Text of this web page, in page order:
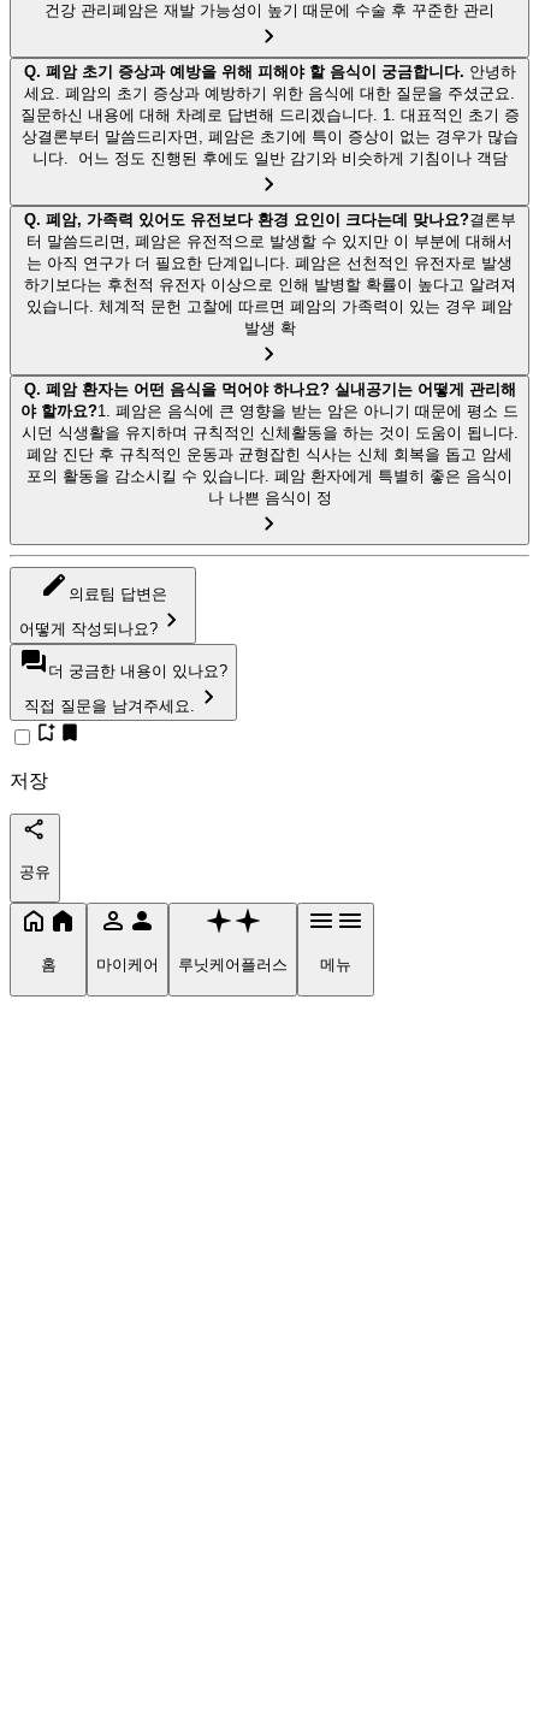
건강 관리폐암은 재발 가능성이 높기 때문에 수술 후 꾸준한 관리
Q. 폐암 초기 증상과 예방을 위해 피해야 할 음식이 궁금합니다. 안녕하
세요. 폐암의 초기 증상과 예방하기 위한 음식에 대한 질문을 주셨군요.
질문하신 내용에 대해 차례로 답변해 드리겠습니다. 1. 대표적인 초기 증
상결론부터 말씀드리자면, 폐암은 초기에 특이 증상이 없는 경우가 많습
니다. 어느 정도 진행된 후에도 일반 감기와 비슷하게 기침이나 객담
Q. 폐암, 가족력 있어도 유전보다 환경 요인이 크다는데 맞나요?결론부
터 말씀드리면, 폐암은 유전적으로 발생할 수 있지만 이 부분에 대해서
는 아직 연구가 더 필요한 단계입니다. 폐암은 선천적인 유전자로 발생
하기보다는 후천적 유전자 이상으로 인해 발병할 확률이 높다고 알려져
있습니다. 체계적 문헌 고찰에 따르면 폐암의 가족력이 있는 경우 폐암
발생 확
Q. 폐암 환자는 어떤 음식을 먹어야 하나요? 실내공기는 어떻게 관리해
야 할까요?1. 폐암은 음식에 큰 영향을 받는 암은 아니기 때문에 평소 드
시던 식생활을 유지하며 규칙적인 신체활동을 하는 것이 도움이 됩니다.
폐암 진단 후 규칙적인 운동과 균형잡힌 식사는 신체 회복을 돕고 암세
포의 활동을 감소시킬 수 있습니다. 폐암 환자에게 특별히 좋은 음식이
나 나쁜 음식이 정
의료팀 답변은
어떻게 작성되나요?
더 궁금한 내용이 있나요?
직접 질문을 남겨주세요.
저장
공유
홈 마이케어 루닛케어플러스 메뉴